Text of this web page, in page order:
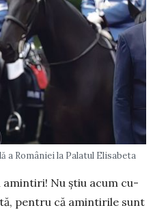
a României la Palatul Elisabeta
Nu ştiu acum cu-
pentru că amintirile sunt